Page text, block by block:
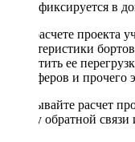
фиксируется в
При расчете проекта
характеристики
допустить ее
сабвуферов и прочего
Заказывайте расчет
форму обратной